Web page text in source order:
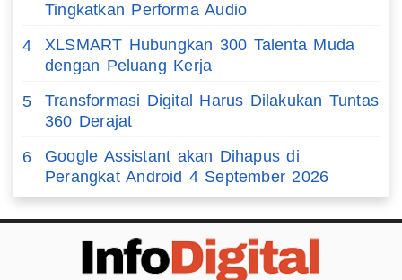
Tingkatkan Performa Audio
4
XLSMART Hubungkan 300 Talenta Muda
dengan Peluang Kerja
5
Transformasi Digital Harus Dilakukan Tuntas
360 Derajat
6
Google Assistant akan Dihapus di
Perangkat Android 4 September 2026